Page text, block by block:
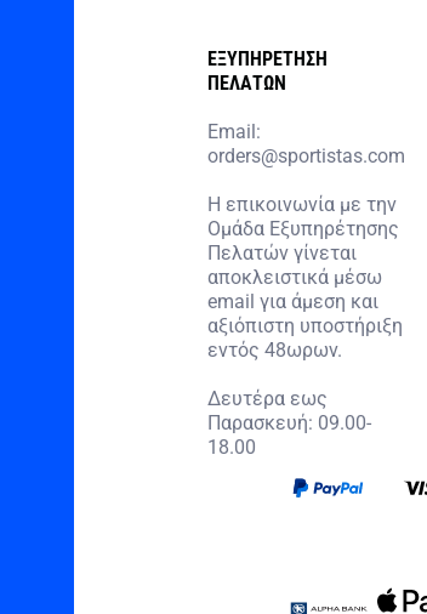
ΕΞΥΠΗΡΕΤΗΣΗ
ΠΕΛΑΤΩΝ
Email:
orders@sportistas.com
Η επικοινωνία με την
Ομάδα Εξυπηρέτησης
Πελατών γίνεται
αποκλειστικά μέσω
email για άμεση και
αξιόπιστη υποστήριξη
εντός 48ωρων.
Δευτέρα εως
Παρασκευή: 09.00-
18.00